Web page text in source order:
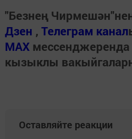
"Безнең
Дзен , Телеграм канал
МАХ
кызыклы
Оставляйте реакции